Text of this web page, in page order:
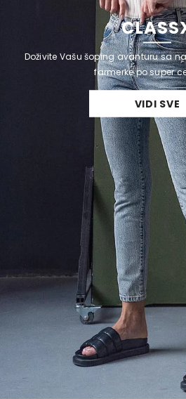
Doživite Vašu šoping avanturu sa
farmerke po super
VIDI SVE